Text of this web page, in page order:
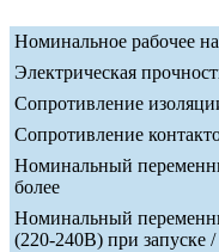
Номинальное рабочее
Электрическая
Сопротивление
Сопротивление
Номинальный
более
Номинальный
(220-240В) при запуске